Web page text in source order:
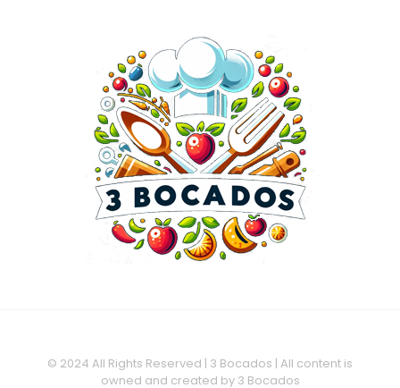
© 2024 All Rights Reserved | 3 Bocados | All content is
owned and created by 3 Bocados